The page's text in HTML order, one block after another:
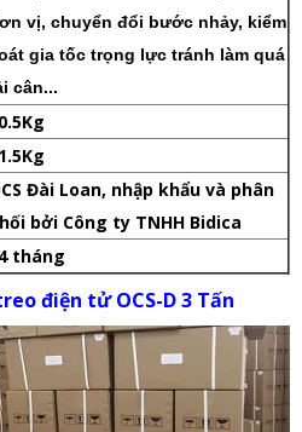
vị, chuyển đổi bước nhảy, kiểm
gia tốc trọng lực tránh làm quá
cân...
Đài Loan, nhập khẩu và phân
bởi Công ty TNHH Bidica
tháng
điện tử OCS-D 3 Tấn